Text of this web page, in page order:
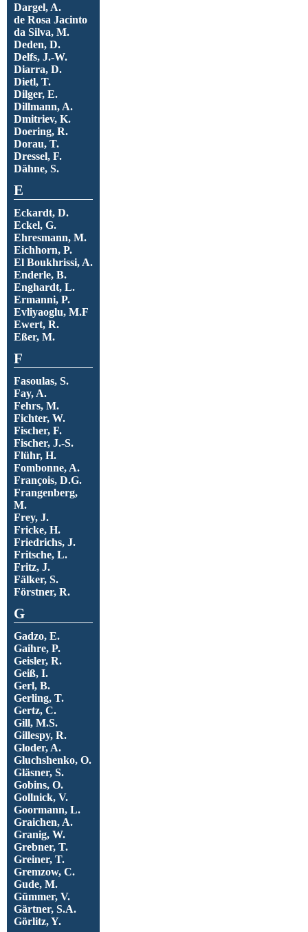
Dargel, A.
de Rosa Jacinto
da Silva, M.
Deden, D.
Delfs, J.-W.
Diarra, D.
Dietl, T.
Dilger, E.
Dillmann, A.
Dmitriev, K.
Doering, R.
Dorau, T.
Dressel, F.
Dähne, S.
E
Eckardt, D.
Eckel, G.
Ehresmann, M.
Eichhorn, P.
El Boukhrissi, A.
Enderle, B.
Enghardt, L.
Ermanni, P.
Evliyaoglu, M.F
Ewert, R.
Eßer, M.
F
Fasoulas, S.
Fay, A.
Fehrs, M.
Fichter, W.
Fischer, F.
Fischer, J.-S.
Flühr, H.
Fombonne, A.
François, D.G.
Frangenberg,
M.
Frey, J.
Fricke, H.
Friedrichs, J.
Fritsche, L.
Fritz, J.
Fälker, S.
Förstner, R.
G
Gadzo, E.
Gaihre, P.
Geisler, R.
Geiß, I.
Gerl, B.
Gerling, T.
Gertz, C.
Gill, M.S.
Gillespy, R.
Gloder, A.
Gluchshenko, O.
Gläsner, S.
Gobins, O.
Gollnick, V.
Goormann, L.
Graichen, A.
Granig, W.
Grebner, T.
Greiner, T.
Gremzow, C.
Gude, M.
Gümmer, V.
Gärtner, S.A.
Görlitz, Y.